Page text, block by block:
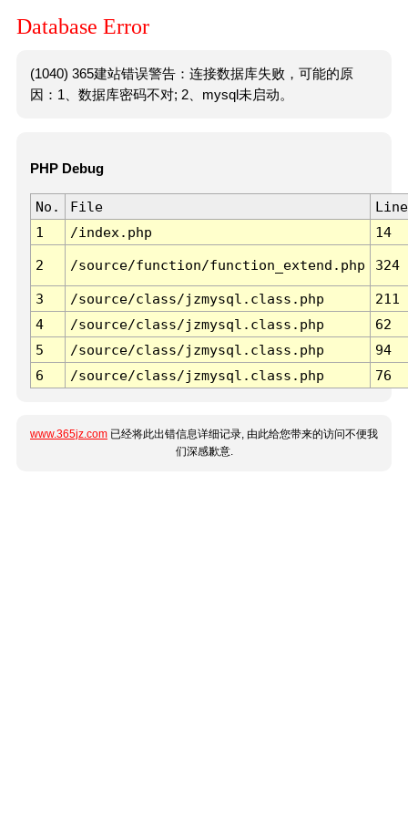
Database Error
(1040) 365建站错误警告：连接数据库失败，可能的原
因：1、数据库密码不对; 2、mysql未启动。
PHP Debug
No. File
Line
1
/index.php 14
2 /source/function/function_extend.php 324
3 /source/class/jzmysql.class.php
211
4
/source/class/jzmysql.class.php
62
5
/source/class/jzmysql.class.php
94
6
/source/class/jzmysql.class.php 76
www.365jz.com 已经将此出错信息详细记录, 由此给您带来的访问不便我
们深感歉意.